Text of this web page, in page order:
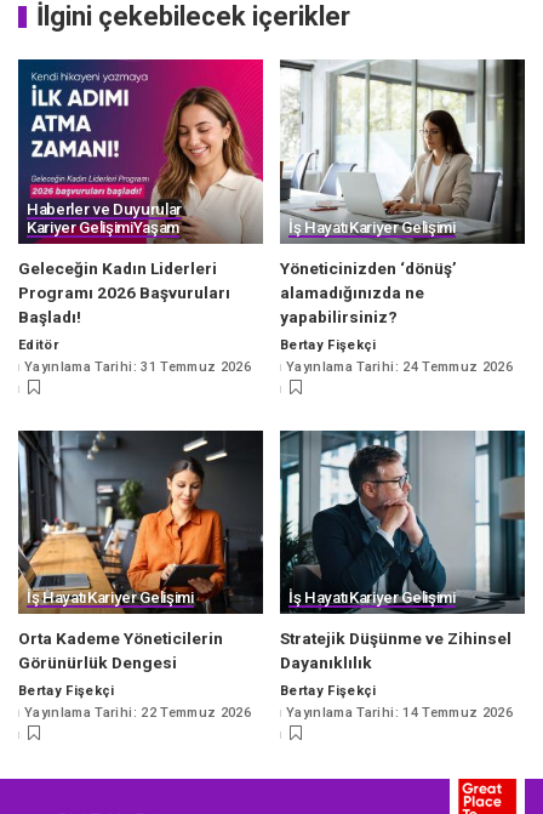
İlgini çekebilecek içerikler
Haberler ve Duyurular
Kariyer GelişimiYaşam
Geleceğin Kadın Liderleri
Programı 2026 Başvuruları
Başladı!
Posted
by
Editör
Yayınlama Tarihi: 31 Temmuz 2026
İş HayatıKariyer Gelişimi
Yöneticinizden ‘dönüş’
alamadığınızda ne
yapabilirsiniz?
Posted
by
Bertay Fişekçi
Yayınlama Tarihi: 24 Temmuz 2026
İş HayatıKariyer Gelişimi
Orta Kademe Yöneticilerin
Görünürlük Dengesi
Posted
by
Bertay Fişekçi
Yayınlama Tarihi: 22 Temmuz 2026
İş HayatıKariyer Gelişimi
Stratejik Düşünme ve Zihinsel
Dayanıklılık
Posted
by
Bertay Fişekçi
Yayınlama Tarihi: 14 Temmuz 2026